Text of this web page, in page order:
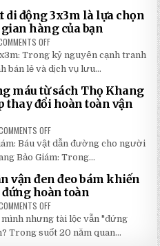
RẺ
TẠI
NHẬT
ĐÔNG
100
TRANG
MỚI
2026:
GIẢM
GIÁ
SỐ
TẬN
GỐC
TẠI
NHẬT
di động 3x3m là lựa chọn
hàng của bạn
OFF
5
LÝ
DO
NHÀ
BẠT
DI
ĐỘNG
3X3M
LỰA
HOÀN
HẢO
CHO
HÀNG
CỦA
BẠN
Trong kỷ nguyên cạnh tranh
bán lẻ và dịch vụ lưu...
máu từ sách Thọ Khang
thay đổi hoàn toàn vận
OFF
5
BÀI
HỌC
XƯƠNG
MÁU
TỪ
SÁCH
THỌ
BẢO
GIÁM
GIÚP
THAY
Báu vật dẫn đường cho người
Bảo Giám: Trong...
vận đen đeo bám khiến
hoàn toàn
OFF
NGUYÊN
NHÂN
VẬN
mình nhưng tài lộc vẫn "đứng
Trong suốt 20 năm quan...